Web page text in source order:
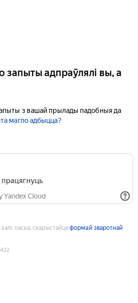
запыты адпраўлялі вы, а
з вашай прылады падобныя да
магло адбыцца?
працягнуць
Yandex Cloud
ласка, скарыстайцеформай зваротнай